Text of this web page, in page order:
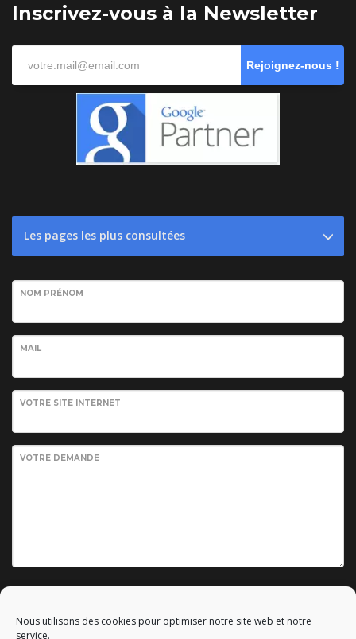
Nous utilisons des cookies pour optimiser notre site web et notre
service.
Inscrivez-vous à la Newsletter
Rejoignez-nous !
Les pages les plus consultées
NOM PRÉNOM
MAIL
VOTRE SITE INTERNET
VOTRE DEMANDE